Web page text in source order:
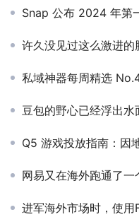
Snap 公布 2024 年第一季度
许久没见过这么激进的
私域神器每周精选 No.43｜VTC
豆包的野心已经浮出水
Q5 游戏投放指南：因地制
网易又在海外跑通了一
进军海外市场时，使用